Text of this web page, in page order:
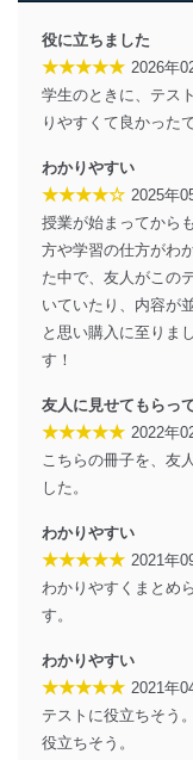
得・利用・提供
個人情報は、同
供・開示は行い
みを確実にする
ます。また、目
法令遵守
当社は、個人情
その他の規範を
に、これらの法
す。
個人情報の安全
に、下記セキュ
施し、個人情報
正に努めます。
機器を取
の不要な
アクセス者の
ベース等
者を識別
外部からの不
役に立ちました
★★★★★ 2026年
学生のときに、テス
りやすくて良かったで
わかりやすい
★★★★☆ 2025年
授業が始まってから
方や学習の仕方がわ
た中で、友人がこの
いていたり、内容が
と思い購入に至りま
す！
友人に見せてもらっ
★★★★★ 2022年
こちらの冊子を、友
した。
わかりやすい
★★★★★ 2021年
わかりやすくまとめ
す。
わかりやすい
★★★★★ 2021年
テストに役立ちそう
役立ちそう。